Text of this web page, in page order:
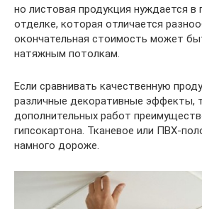
но листовая продукция нуждается
отделке, которая отличается
окончательная стоимость может
натяжным потолкам.
Если сравнивать качественную
различные декоративные эффекты,
дополнительных работ
гипсокартона. Тканевое или ПВХ-
намного дороже.